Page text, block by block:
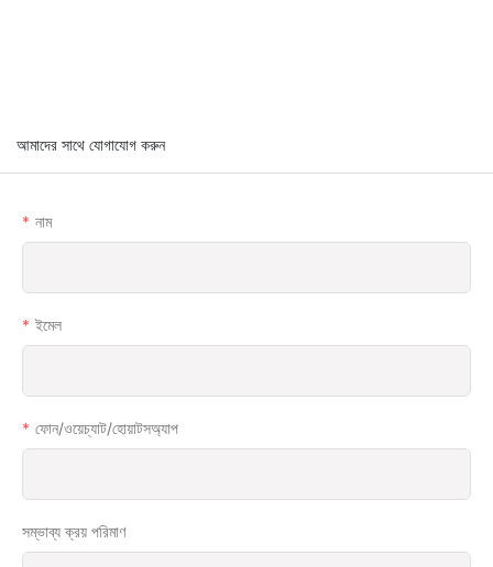
আমাদের সাথে যোগাযোগ করুন
নাম
ইমেল
ফোন/ওয়েচ্যাট/হোয়াটসঅ্যাপ
সম্ভাব্য ক্রয় পরিমাণ